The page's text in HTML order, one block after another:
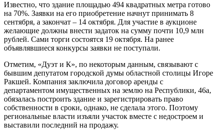
Известно, что здание площадью 494 квадратных метра готово
на 70%. Заявки на его приобретение начнут принимать 8
сентября, а закончат – 14 октября. Для участие в аукционе
желающие должны внести задаток на сумму почти 10,9 млн
рублей. Сами торги состоятся 19 октября. На ранее
объявлявшиеся конкурсы заявки не поступали.
Отметим, «Дуэт и К», по некоторым данным, связывают с
бывшим депутатом городской думы областной столицы Игоре
Ракшей. Компания заключила договор аренды с
департаментом имущественных на землю на Республики, 46а,
обязалась построить здание и зарегистрировать право
собственности в сроки, однако, не сделала этого. Поэтому
региональные власти изъяли участок вместе с недостроем и
выставили последний на продажу.